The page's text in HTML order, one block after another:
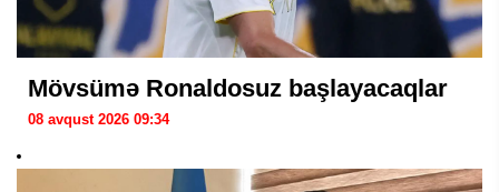
Mövsümə Ronaldosuz başlayacaqlar
08 avqust 2026 09:34